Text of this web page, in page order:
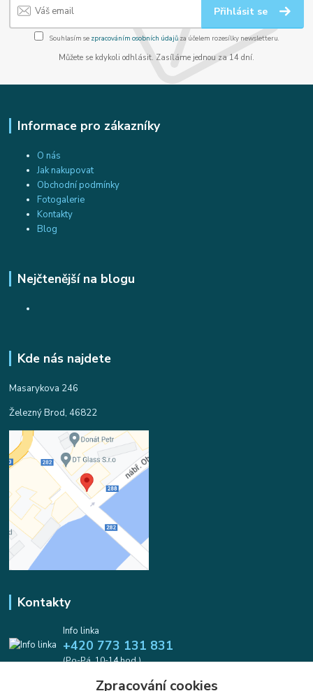
Přihlásit se
Souhlasím se zpracováním osobních údajůza účelem rozesílky newsletteru.
Můžete se kdykoli odhlásit. Zasíláme jednou za 14 dní.
Informace pro zákazníky
O nás
Jak nakupovat
Obchodní podmínky
Fotogalerie
Kontakty
Blog
Nejčtenější na blogu
Kde nás najdete
Masarykova 246
Železný Brod, 46822
Kontakty
Info linka
+420 773 131 831
(Po-Pá, 10-14 hod.)
info@koralkomat.czZpracování cookies